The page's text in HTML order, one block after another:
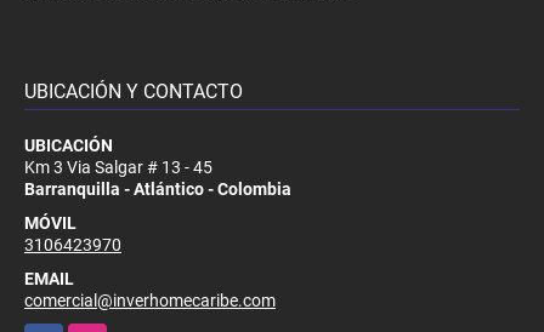
UBICACIÓN Y CONTACTO
UBICACIÓN
Km 3 Via Salgar # 13 - 45
Barranquilla - Atlántico - Colombia
MÓVIL
3106423970
EMAIL
comercial@inverhomecaribe.com